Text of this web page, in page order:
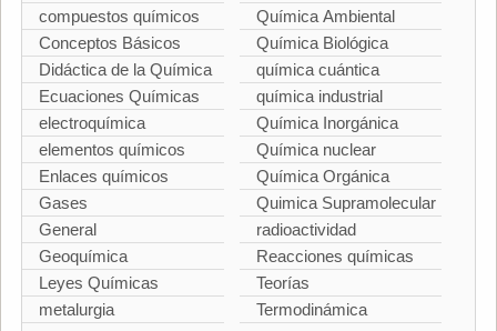
compuestos químicos
Conceptos Básicos
Didáctica de la Química
Ecuaciones Químicas
electroquímica
elementos químicos
Enlaces químicos
Gases
General
Geoquímica
Leyes Químicas
metalurgia
Química Ambiental
Química Biológica
química cuántica
química industrial
Química Inorgánica
Química nuclear
Química Orgánica
Quimica Supramolecular
radioactividad
Reacciones químicas
Teorías
Termodinámica